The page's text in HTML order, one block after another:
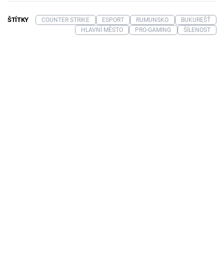
ŠTÍTKY COUNTER STRIKE ESPORT RUMUNSKO
BUKUREŠŤ
HLAVNÍ MĚSTO
PRO-GAMING ŠÍLENOST